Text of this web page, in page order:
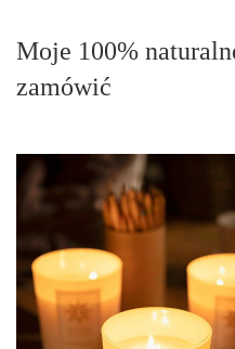
Moje 100%
zamówić